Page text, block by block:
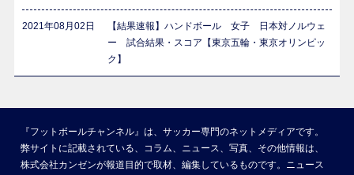
2021年08月02日
【結果速報】ハンドボール 女子 日本対ノルウェ
ー 試合結果・スコア【東京五輪・東京オリンピッ
ク】
『フットボールチャンネル』は、サッカー専門のネットメディアです。
弊サイトに記載されている、コラム、ニュース、写真、その他情報は、
株式会社カンゼンが報道目的で取材、編集しているものです。ニュース